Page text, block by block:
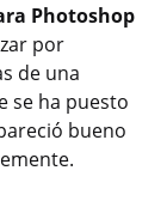
Photoshop
por
de una
se ha puesto
bueno